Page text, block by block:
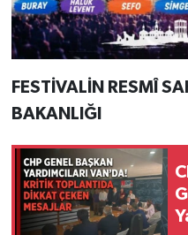
FESTİVALİN RESMÎ
BAKANLIĞI